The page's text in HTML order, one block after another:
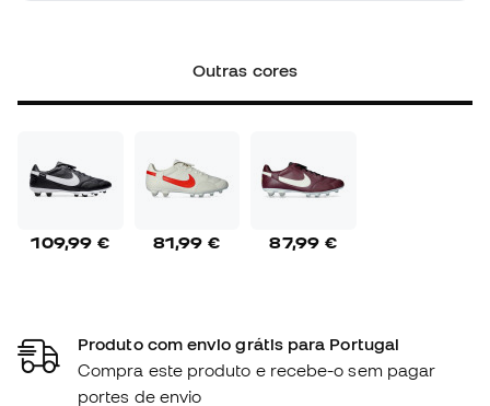
Outras cores
109,99 € 81,99 € 87,99 €
Produto com envio grátis para Portugal
Compra este produto e recebe-o sem pagar
portes de envio